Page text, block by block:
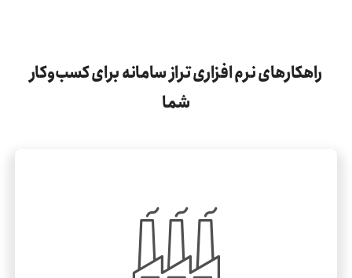
راهکارهای نرم افزاری تراز سامانه برای کسب‌وکار
شما